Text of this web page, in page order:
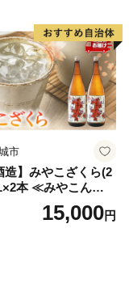
市
造】みやこざくら(2
本 ≪みやこんじょ
0771
15,000円